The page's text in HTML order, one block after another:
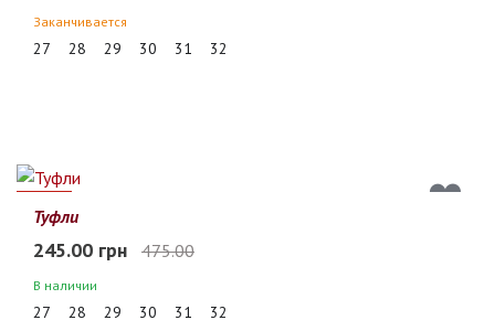
Заканчивается
27 28 29 30 31 32
48%
Туфли
245.00 грн 475.00
В наличии
27 28 29 30 31 32